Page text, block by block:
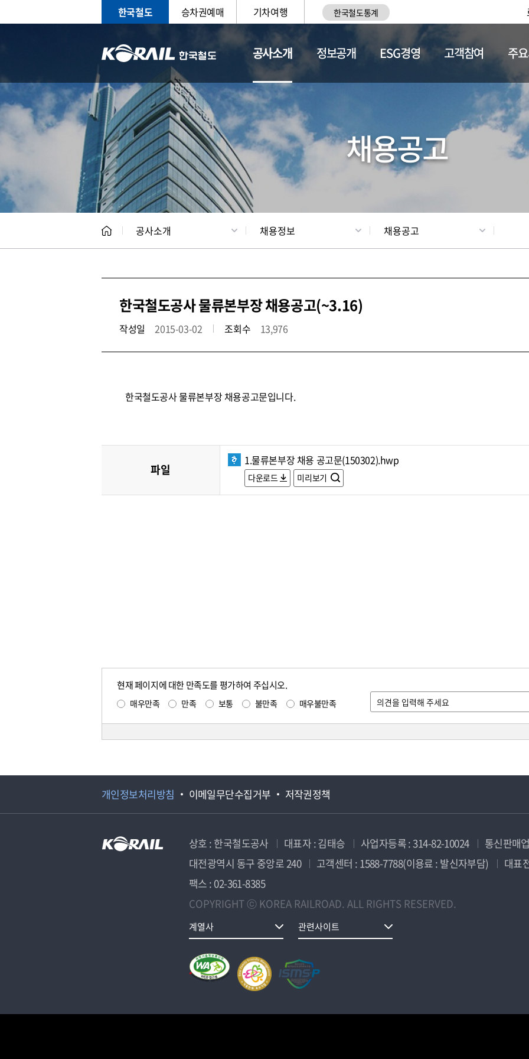
한국철도 승차권예매 기차여행 한국철도통계
공사소개
CEO 일반현황 채용정보
정보공개 ESG경영 고객참여 주
채용공고
공사소개 채용정보 채용공고
한국철도공사 물류본부장 채용공고(~3.16)
작성일 2015-03-02 조회수 13,976
한국철도공사 물류본부장 채용공고문입니다.
파일
1.물류본부장 채용 공고문(150302).hwp
다운로드 미리보기
현재 페이지에 대한 만족도를 평가하여 주십시오.
매우만족 만족 보통 불만족 매우불만족
개인정보처리방침 이메일무단수집거부 저작권정책
상호 : 한국철도공사 대표자 : 김태승 사업자등록 : 314-82-10024
통신판매
대전광역시 동구 중앙로 240
고객센터 : 1588-7788(이용료 : 발신자부담)
대표
팩스 : 02-361-8385
COPYRIGHT ⓒ KOREA RAILROAD. ALL RIGHTS RESERVED.
계열사 관련사이트